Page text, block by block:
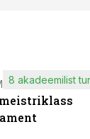
8 akadeemilist